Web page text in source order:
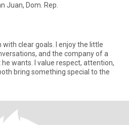
Juan, Dom. Rep.
clear goals. I enjoy the little
and the company of a
wants. I value respect, attention,
bring something special to the